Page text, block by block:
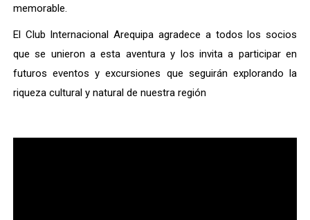
memorable.
El Club Internacional Arequipa agradece a todos los socios
que se unieron a esta aventura y los invita a participar en
futuros eventos y excursiones que seguirán explorando la
riqueza cultural y natural de nuestra región